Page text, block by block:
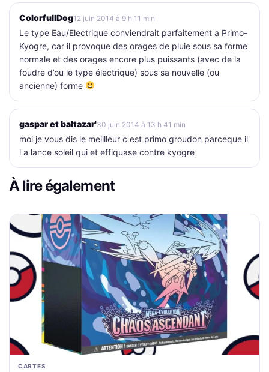
ColorfullDog12 juin 2014 à 9 h 11 min
Le type Eau/Electrique conviendrait parfaitement a Primo-
Kyogre, car il provoque des orages de pluie sous sa forme
normale et des orages encore plus puissants (avec de la
foudre d’ou le type électrique) sous sa nouvelle (ou
ancienne) forme
gaspar et baltazar'30 juin 2014 à 13 h 41 min
moi je vous dis le meillleur c est primo groudon parceque il
l a lance soleil qui et effiquase contre kyogre
À lire également
CARTES